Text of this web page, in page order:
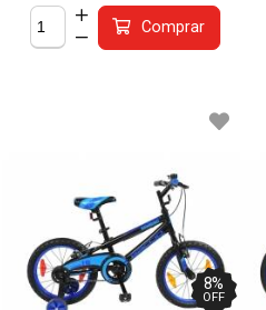
Comprar
8%
OFF